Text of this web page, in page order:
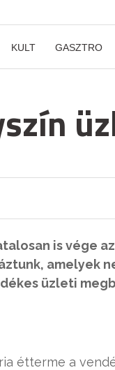
KULT GASZTRO
is vége
amelyek
üzleti
étterme a